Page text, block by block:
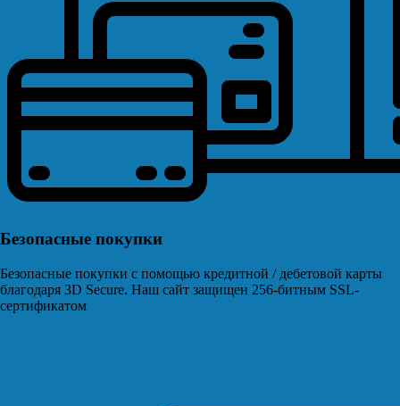
Безопасные покупки
Безопасные покупки с помощью кредитной / дебетовой карты
благодаря 3D Secure. Наш сайт защищен 256-битным SSL-
сертификатом